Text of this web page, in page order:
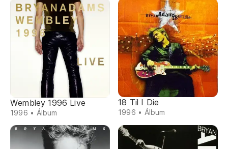
Wembley 1996 Live
1996 • Álbum
18 Til I Die
1996 • Álbum